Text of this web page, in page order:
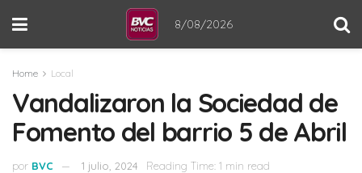
8/08/2026
Home Local
Vandalizaron la Sociedad de
Fomento del barrio 5 de Abril
por BVC 1 julio, 2024 Reading Time: 1 min read